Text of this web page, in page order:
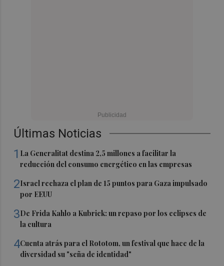
Últimas Noticias
1 La Generalitat destina 2,5 millones a facilitar la
reducción del consumo energético en las empresas
2Israel rechaza el plan de 15 puntos para Gaza impulsado
por EEUU
3De Frida Kahlo a Kubrick: un repaso por los eclipses de
la cultura
4Cuenta atrás para el Rototom, un festival que hace de la
diversidad su "seña de identidad"